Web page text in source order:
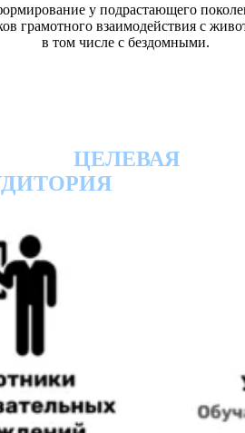
у подрастающего
грамотного взаимодействия с
в том числе с бездомными.